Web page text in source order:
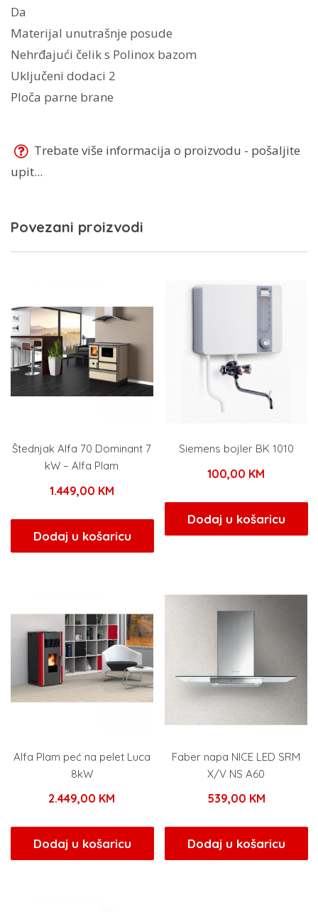
Da
Materijal unutrašnje posude
Nehrđajući čelik s Polinox bazom
Uključeni dodaci 2
Ploča parne brane
Trebate više informacija o proizvodu - pošaljite
upit...
Povezani proizvodi
Štednjak Alfa 70 Dominant 7
kW – Alfa Plam
1.449,00 KM
Dodaj u košaricu
Siemens bojler BK 1010
100,00 KM
Dodaj u košaricu
Alfa Plam peć na pelet Luca
8kW
2.449,00 KM
Dodaj u košaricu
Faber napa NICE LED SRM
X/V NS A60
539,00 KM
Dodaj u košaricu